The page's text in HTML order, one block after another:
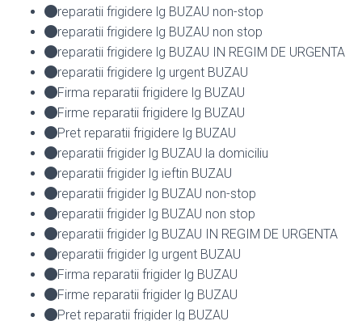
reparatii frigidere lg BUZAU non-stop
reparatii frigidere lg BUZAU non stop
reparatii frigidere lg BUZAU IN REGIM DE URGENTA
reparatii frigidere lg urgent BUZAU
Firma reparatii frigidere lg BUZAU
Firme reparatii frigidere lg BUZAU
Pret reparatii frigidere lg BUZAU
reparatii frigider lg BUZAU la domiciliu
reparatii frigider lg ieftin BUZAU
reparatii frigider lg BUZAU non-stop
reparatii frigider lg BUZAU non stop
reparatii frigider lg BUZAU IN REGIM DE URGENTA
reparatii frigider lg urgent BUZAU
Firma reparatii frigider lg BUZAU
Firme reparatii frigider lg BUZAU
Pret reparatii frigider lg BUZAU